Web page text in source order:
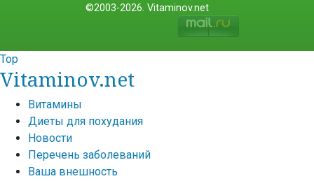
©2003-2026. Vitaminov.net
Top
Vitaminov.net
Витамины
Диеты для похудания
Новости
Перечень заболеваний
Ваша внешность